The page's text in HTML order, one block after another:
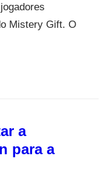
Mistery Gift. O
a
para a